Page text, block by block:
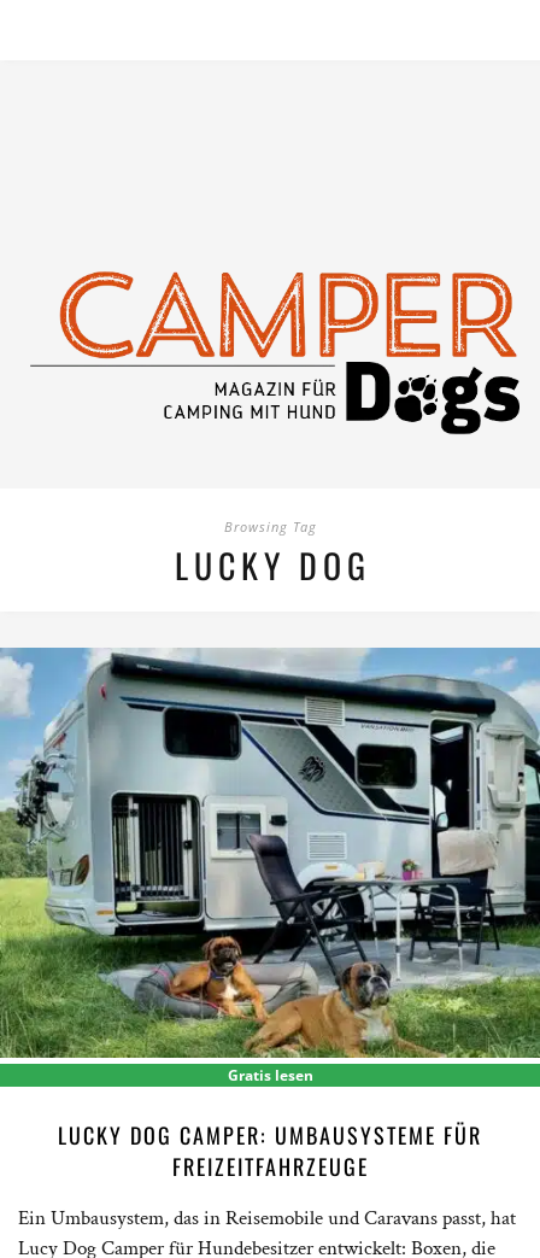
Browsing Tag
LUCKY DOG
Gratis lesen
LUCKY DOG CAMPER: UMBAUSYSTEME FÜR
FREIZEITFAHRZEUGE
Ein Umbausystem, das in Reisemobile und Caravans passt, hat
Lucy Dog Camper für Hundebesitzer entwickelt: Boxen, die